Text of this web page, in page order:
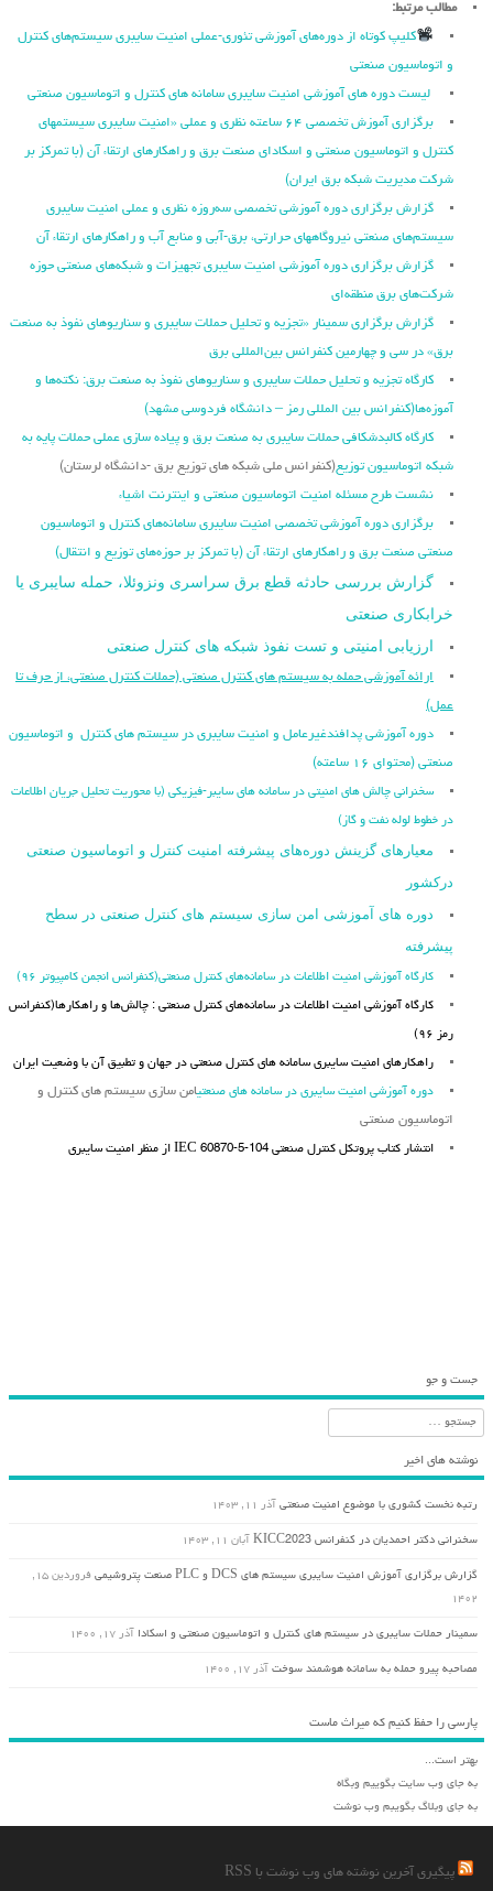
مطالب مرتبط:
کلیپ کوتاه از دوره‌های آموزشی تئوری-عملی امنیت سایبری سیستم‌های کنترل
و اتوماسیون صنعتی
لیست دوره های آموزشی امنیت سایبری سامانه های کنترل و اتوماسیون صنعتی
برگزاری آموزش تخصصی ۶۴ ساعته نظری و عملی «امنیت سایبری سیستمهای
کنترل و اتوماسیون صنعتی و اسکادای صنعت برق و راهکارهای ارتقاء آن (با تمرکز بر
شرکت مدیریت شبکه برق ایران)
گزارش برگزاری دوره آموزشی تخصصی سه‌روزه نظری و عملی امنیت سایبری
سیستم‌های صنعتی نیروگاه‏های حرارتی، برق‏-آبی و منابع آب و راهکارهای ارتقاء آن
گزارش برگزاری دوره آموزشی امنیت سایبری تجهیزات و شبکه‌های صنعتی حوزه
شرکت‌های برق منطقه‌ای
گزارش برگزاری سمینار «تجزیه ‌و تحلیل حملات سایبری و سناریو‌های نفوذ به صنعت
برق» در سی و چهارمین کنفرانس بین‌المللی برق
کارگاه تجزیه و تحلیل حملات سایبری و سناریوهای نفوذ به صنعت برق: نکته‌ها و
آموزه‌ها(کنفرانس بین المللی رمز – دانشگاه فردوسی مشهد)
کارگاه کالبدشکافی حملات سایبری به صنعت برق و پیاده سازی عملی حملات پایه به
شبکه اتوماسیون توزیع(کنفرانس ملی شبکه های توزیع برق -دانشگاه لرستان)
نشست طرح مسئله امنیت اتوماسیون صنعتی و اینترنت اشیاء
برگزاری دوره آموزشی تخصصی امنیت سایبری سامانه‌های کنترل و اتوماسیون
صنعتی صنعت برق و راهکارهای ارتقاء آن (با تمرکز بر حوزه‌های توزیع و انتقال)
گزارش بررسی حادثه قطع برق سراسری ونزوئلا، حمله سایبری یا
خرابکاری صنعتی
ارزیابی امنیتی و تست نفوذ شبکه های کنترل صنعتی
ارائه آموزشی حمله به سیستم های کنترل صنعتی (حملات کنترل صنعتی، از حرف تا
عمل)
دوره آموزشی پدافندغیرعامل و امنیت سایبری در سیستم های کنترل و اتوماسیون
صنعتی (محتوای ۱۶ ساعته)
سخنرانی چالش های امنیتی در سامانه های سایبر-فیزیکی (با محوریت تحلیل جریان اطلاعات
در خطوط لوله نفت و گاز)
معیارهای گزینش دوره‌های پیشرفته امنیت کنترل و اتوماسیون صنعتی
درکشور
دوره های آموزشی امن سازی سیستم های کنترل صنعتی در سطح
پیشرفته
کارگاه آموزشی امنیت اطلاعات در سامانه‌های کنترل صنعتی(کنفرانس انجمن کامپیوتر ۹۶)
کارگاه آموزشی امنیت اطلاعات در سامانه‌های کنترل صنعتی : چالش‌ها و راهکارها(کنفرانس
رمز ۹۶)
راهکارهای امنیت سایبری سامانه های کنترل صنعتی در جهان و تطبیق آن با وضعیت ایران
دوره آموزشی امنیت سایبری در سامانه های صنعتیامن سازی سیستم های کنترل و
اتوماسیون صنعتی
انتشار کتاب پروتکل کنترل صنعتی IEC 60870-5-104 از منظر امنیت سایبری
جست و جو
جستجو
نوشته های اخیر
رتبه نخست کشوری با موضوع امنیت صنعتی آذر ۱۱, ۱۴۰۳
سخنرانی دکتر احمدیان در کنفرانس KICC2023 آبان ۱۱, ۱۴۰۳
گزارش برگزاری آموزش امنیت سایبری سیستم های DCS و PLC صنعت پتروشیمی
فروردین ۱۵,
۱۴۰۲
سمینار حملات سایبری در سیستم های کنترل و اتوماسیون صنعتی و اسکادا آذر ۱۷, ۱۴۰۰
مصاحبه پیرو حمله به سامانه هوشمند سوخت آذر ۱۷, ۱۴۰۰
پارسی را حفظ کنیم که میراث ماست
بهتر است...
به جای وب سایت بگوییم وبگاه
به جای وبلاگ بگویبم وب نوشت
پیگیری آخرین نوشته های وب نوشت با RSS